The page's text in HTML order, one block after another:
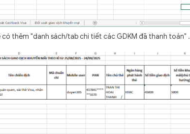
có thêm "danh sách/tab chi tiết các GDKM đã thanh toán" .